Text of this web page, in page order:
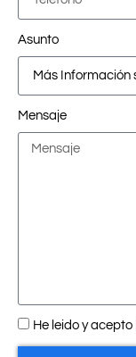
Asunto
Mensaje
He leido y acepto